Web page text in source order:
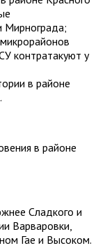
Мирнограда;
контратакуют у
в районе
в районе
Сладкого и
Варваровки,
Гае и Высоком.